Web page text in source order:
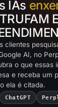
IAs
clientes
AI, no
o que essas
e receba um
ela é citada.
ChatGPT